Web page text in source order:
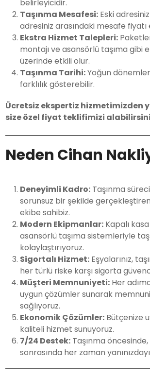
belirleyicidir.
Taşınma Mesafesi: Eski
adresiniz arasındaki mesafe fiyatı
Ekstra Hizmet Talepleri:
montajı ve asansörlü taşıma gibi
üzerinde etkili olur.
Taşınma Tarihi:Yoğun
farklılık gösterebilir.
Ücretsiz ekspertiz hizmetimizden
size özel fiyat teklifimizi
Neden Cihan
Deneyimli Kadro: Taşınma
sorunsuz bir şekilde
ekibe sahibiz.
Modern Ekipmanlar: Kapalı
asansörlü taşıma sistemleriyle
kolaylaştırıyoruz.
Sigortalı Hizmet: Eşyalarınız,
her türlü riske karşı sigorta
Müşteri Memnuniyeti: Her
uygun çözümler sunarak
sağlıyoruz.
Ekonomik Çözümler: Bütçenize
kaliteli hizmet sunuyoruz.
7/24 Destek: Taşınma öncesinde,
sonrasında her zaman